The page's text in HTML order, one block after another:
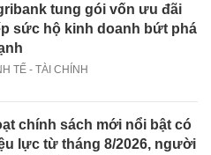
tung gói vốn ưu đãi
sức hộ kinh doanh bứt phá
TẾ - TÀI CHÍNH
chính sách mới nổi bật có
lực từ tháng 8/2026, người